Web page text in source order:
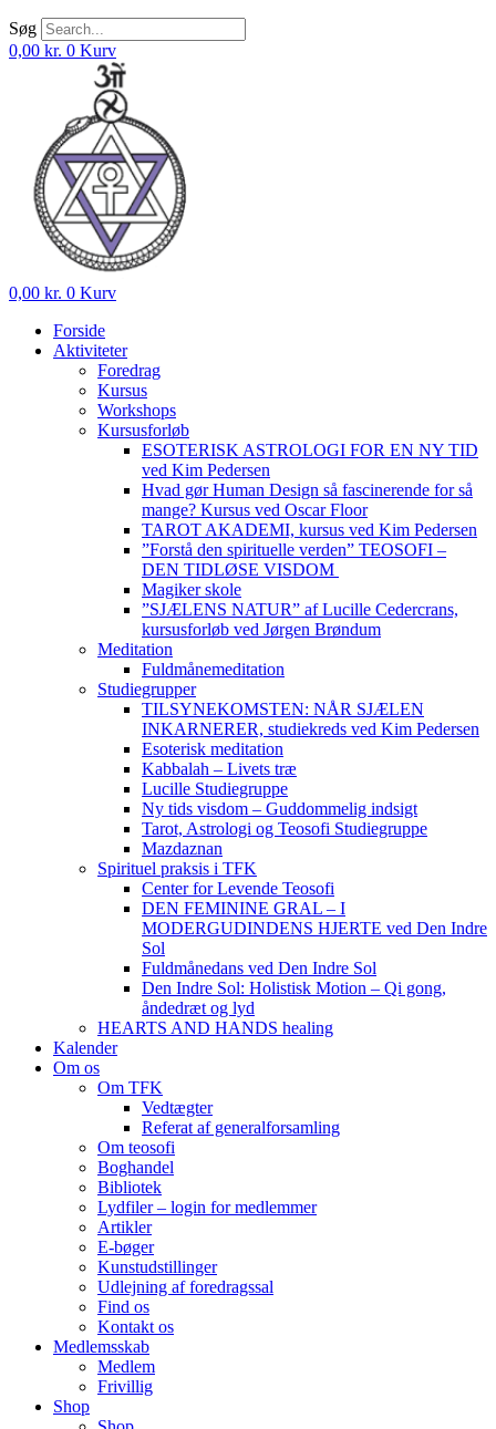
Søg
0,00 kr. 0 Kurv
0,00 kr. 0 Kurv
Forside
Aktiviteter
Foredrag
Kursus
Workshops
Kursusforløb
ESOTERISK ASTROLOGI FOR EN NY TID
ved Kim Pedersen
Hvad gør Human Design så fascinerende for så
mange? Kursus ved Oscar Floor
TAROT AKADEMI, kursus ved Kim Pedersen
”Forstå den spirituelle verden” TEOSOFI –
DEN TIDLØSE VISDOM
Magiker skole
”SJÆLENS NATUR” af Lucille Cedercrans,
kursusforløb ved Jørgen Brøndum
Meditation
Fuldmånemeditation
Studiegrupper
TILSYNEKOMSTEN: NÅR SJÆLEN
INKARNERER, studiekreds ved Kim Pedersen
Esoterisk meditation
Kabbalah – Livets træ
Lucille Studiegruppe
Ny tids visdom – Guddommelig indsigt
Tarot, Astrologi og Teosofi Studiegruppe
Mazdaznan
Spirituel praksis i TFK
Center for Levende Teosofi
DEN FEMININE GRAL – I
MODERGUDINDENS HJERTE ved Den Indre
Sol
Fuldmånedans ved Den Indre Sol
Den Indre Sol: Holistisk Motion – Qi gong,
åndedræt og lyd
HEARTS AND HANDS healing
Kalender
Om os
Om TFK
Vedtægter
Referat af generalforsamling
Om teosofi
Boghandel
Bibliotek
Lydfiler – login for medlemmer
Artikler
E-bøger
Kunstudstillinger
Udlejning af foredragssal
Find os
Kontakt os
Medlemsskab
Medlem
Frivillig
Shop